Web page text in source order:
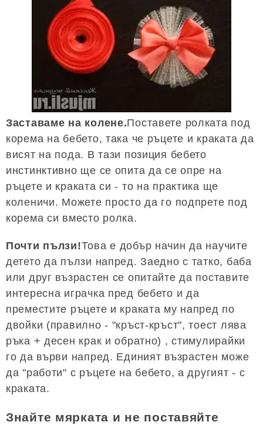
Заставаме на колене.Поставете ролката под
корема на бебето, така че ръцете и краката да
висят на пода. В тази позиция бебето
инстинктивно ще се опита да се опре на
ръцете и краката си - то на практика ще
коленичи. Можете просто да го подпрете под
корема си вместо ролка.
Почти пълзи!Това е добър начин да научите
детето да пълзи напред. Заедно с татко, баба
или друг възрастен се опитайте да поставите
интересна играчка пред бебето и да
преместите ръцете и краката му напред по
двойки (правилно - "кръст-кръст", тоест лява
ръка + десен крак и обратно) , стимулирайки
го да върви напред. Единият възрастен може
да "работи" с ръцете на бебето, а другият - с
краката.
Знайте мярката и не поставяйте